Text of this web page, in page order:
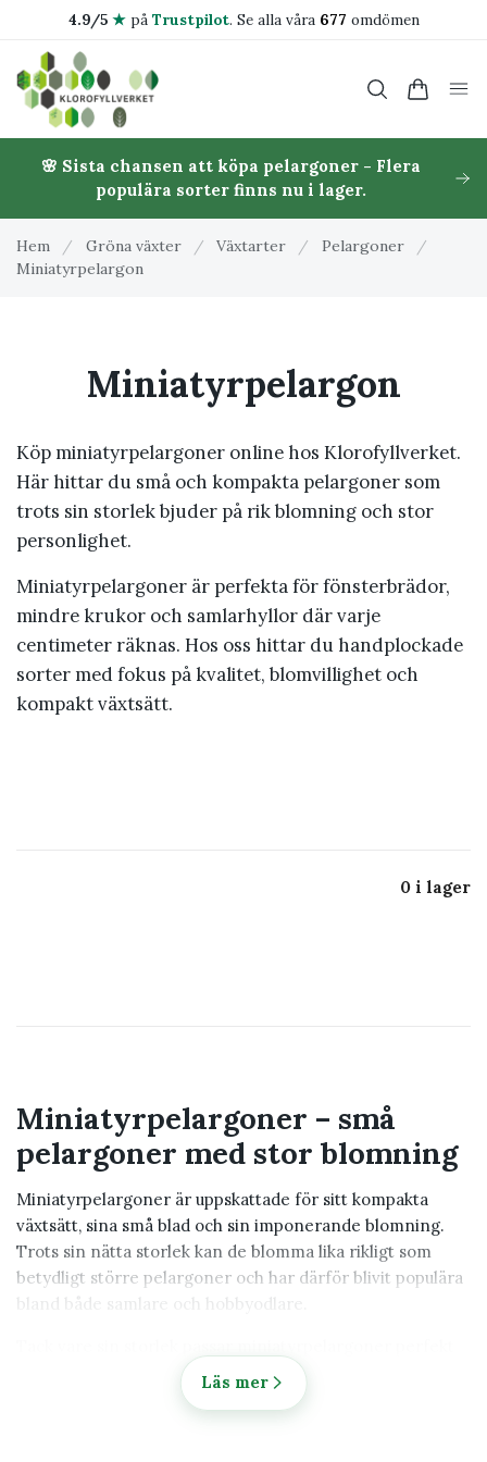
4.9/5 ★på Trustpilot. Se alla våra 677 omdömen
🌸 Sista chansen att köpa pelargoner - Flera
populära sorter finns nu i lager.
Hem / Gröna växter / Växtarter / Pelargoner
/
Miniatyrpelargon
Miniatyrpelargon
Köp miniatyrpelargoner online hos Klorofyllverket.
Här hittar du små och kompakta pelargoner som
trots sin storlek bjuder på rik blomning och stor
personlighet.
Miniatyrpelargoner är perfekta för fönsterbrädor,
mindre krukor och samlarhyllor där varje
centimeter räknas. Hos oss hittar du handplockade
sorter med fokus på kvalitet, blomvillighet och
kompakt växtsätt.
0 i lager
Miniatyrpelargoner – små
pelargoner med stor blomning
Miniatyrpelargoner är uppskattade för sitt kompakta
växtsätt, sina små blad och sin imponerande blomning.
Trots sin nätta storlek kan de blomma lika rikligt som
betydligt större pelargoner och har därför blivit populära
bland både samlare och hobbyodlare.
på fönsterbrädor, hyllor, sidobord och andra platser där
utrymmet är begränsat. De är ett utmärkt val för dig som
Läs mer